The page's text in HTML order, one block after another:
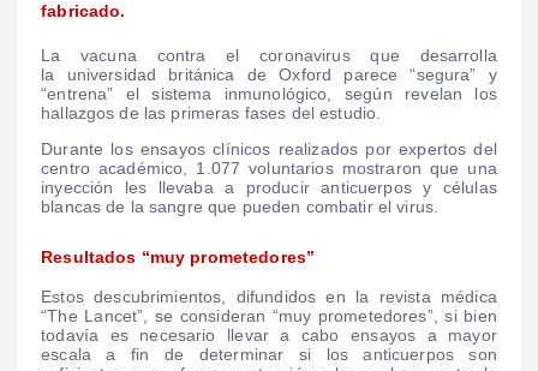
fabricado.
La vacuna contra el coronavirus que desarrolla
la universidad británica de Oxford parece “segura” y
“entrena” el sistema inmunológico, según revelan los
hallazgos de las primeras fases del estudio.
Durante los ensayos clínicos realizados por expertos del
centro académico, 1.077 voluntarios mostraron que una
inyección les llevaba a producir anticuerpos y células
blancas de la sangre que pueden combatir el virus.
Resultados “muy prometedores”
Estos descubrimientos, difundidos en la revista médica
“The Lancet”, se consideran “muy prometedores”, si bien
todavía es necesario llevar a cabo ensayos a mayor
escala a fin de determinar si los anticuerpos son